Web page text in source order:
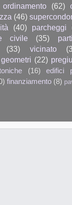
ordinamento (62)
(46)
(40) parcheggi
civile
(35) parti
(33) vicinato
geometri (22)
(16) edifici
finanziamento (8)